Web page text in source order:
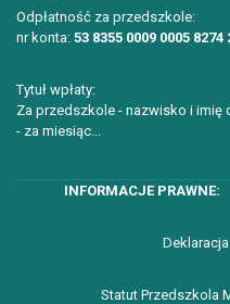
Odpłatność za przedszkole:
nr konta: 53 8355 0009 0005 8274
Tytuł wpłaty:
Za przedszkole - nazwisko i imię
- za miesiąc...
Statut Przedszkola